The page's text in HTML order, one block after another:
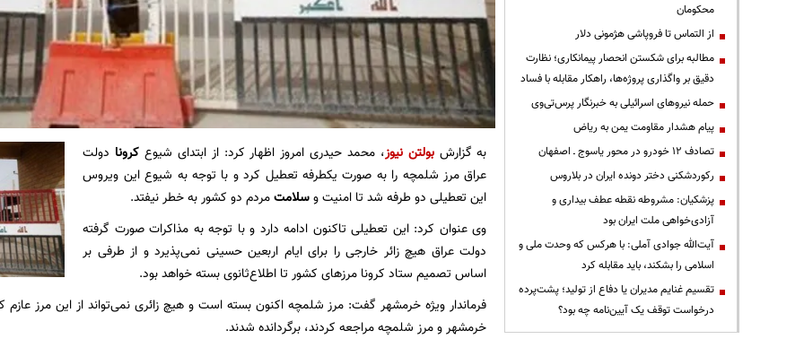
به گزارشبولتن نیوز، محمد حیدری امروز اظهار کرد: از ابتدای شیوع کرونا دولت
عراق مرز شلمچه را به صورت یکطرفه تعطیل کرد و با توجه به شیوع این ویروس
این تعطیلی دو طرفه شد تا امنیت وسلامتمردم دو کشور به خطر نیفتد.
وی عنوان کرد: این تعطیلی تاکنون ادامه دارد و با توجه به مذاکرات صورت گرفته
دولت عراق هیچ زائر خارجی را برای ایام اربعین حسینی نمی‌پذیرد و از طرفی بر
اساس تصمیم ستاد کرونا مرزهای کشور تا اطلاع‌ثانوی بسته خواهد بود.
فرماندار ویژه خرمشهر گفت: مرز شلمچه اکنون بسته است و هیچ زائری نمی‌تواند از این مرز عازم
خرمشهر و مرز شلمچه مراجعه کردند، برگردانده شدند.
محکومان
از التماس تا فروپاشی هژمونی دلار
مطالبه برای شکستن انحصار پیمانکاری؛ نظارت
دقیق بر واگذاری پروژه‌ها، راهکار مقابله با فساد
حمله نیروهای اسرائیلی به خبرنگار پرس‌تی‌وی
پیام هشدار مقاومت یمن به ریاض
تصادف ۱۲ خودرو در محور یاسوج ـ اصفهان
رکوردشکنی دختر دونده ایران در بلاروس
پزشکیان: مشروطه نقطه عطف بیداری و
آزادی‌خواهی ملت ایران بود
آیت‌الله جوادی آملی: با هرکس که وحدت ملی و
اسلامی را بشکند، باید مقابله کرد
تقسیم غنایم مدیران یا دفاع از تولید؛ پشت‌پرده
درخواست توقف یک آیین‌نامه چه بود؟